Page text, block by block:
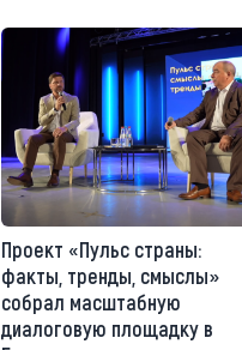
Проект «Пульс страны:
факты, тренды, смыслы»
собрал масштабную
диалоговую площадку в